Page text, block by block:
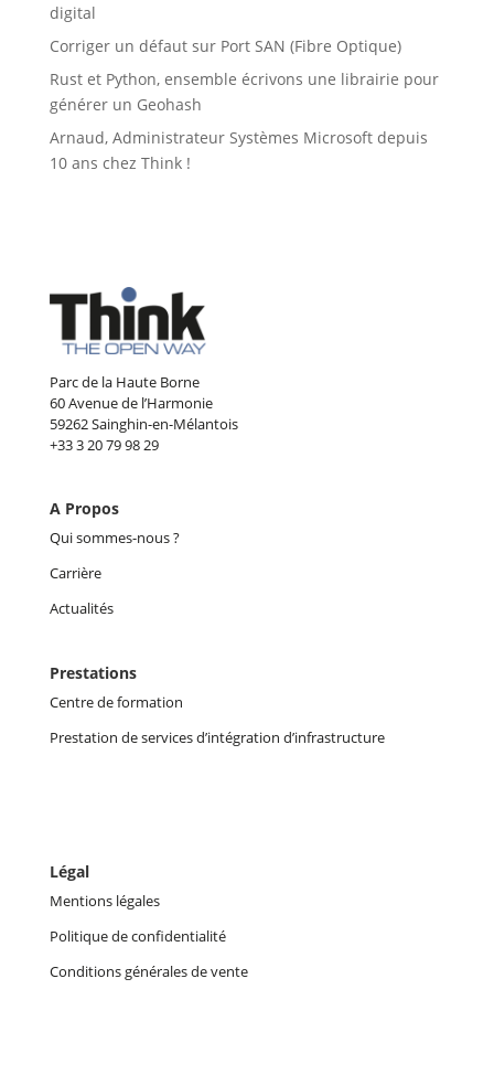
digital
Corriger un défaut sur Port SAN (Fibre Optique)
Rust et Python, ensemble écrivons une librairie pour
générer un Geohash
Arnaud, Administrateur Systèmes Microsoft depuis
10 ans chez Think !
Parc de la Haute Borne
60 Avenue de l’Harmonie
59262 Sainghin-en-Mélantois
+33 3 20 79 98 29
A Propos
Qui sommes-nous ?
Carrière
Actualités
Prestations
Centre de formation
Prestation de services d’intégration d’infrastructure
Légal
Mentions légales
Politique de confidentialité
Conditions générales de vente